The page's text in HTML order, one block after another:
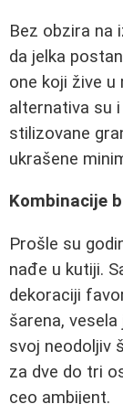
Bez obzira na
da jelka
one koji žive
alternativa su i
stilizovane
ukrašene
Kombinacije
Prošle su
nađe u kutiji.
dekoraciji
šarena,
svoj neodoljiv
za dve do tri
ceo ambijent.